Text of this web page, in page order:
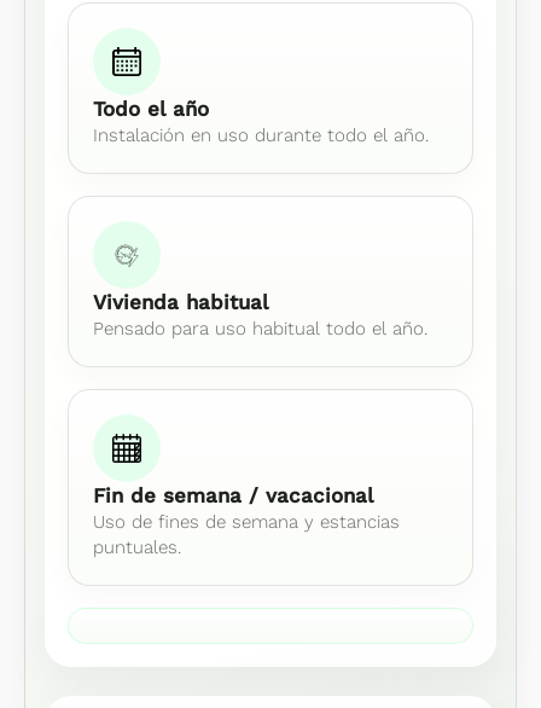
Todo el año
Instalación en uso durante todo el año.
Vivienda habitual
Pensado para uso habitual todo el año.
Fin de semana / vacacional
Uso de fines de semana y estancias
puntuales.